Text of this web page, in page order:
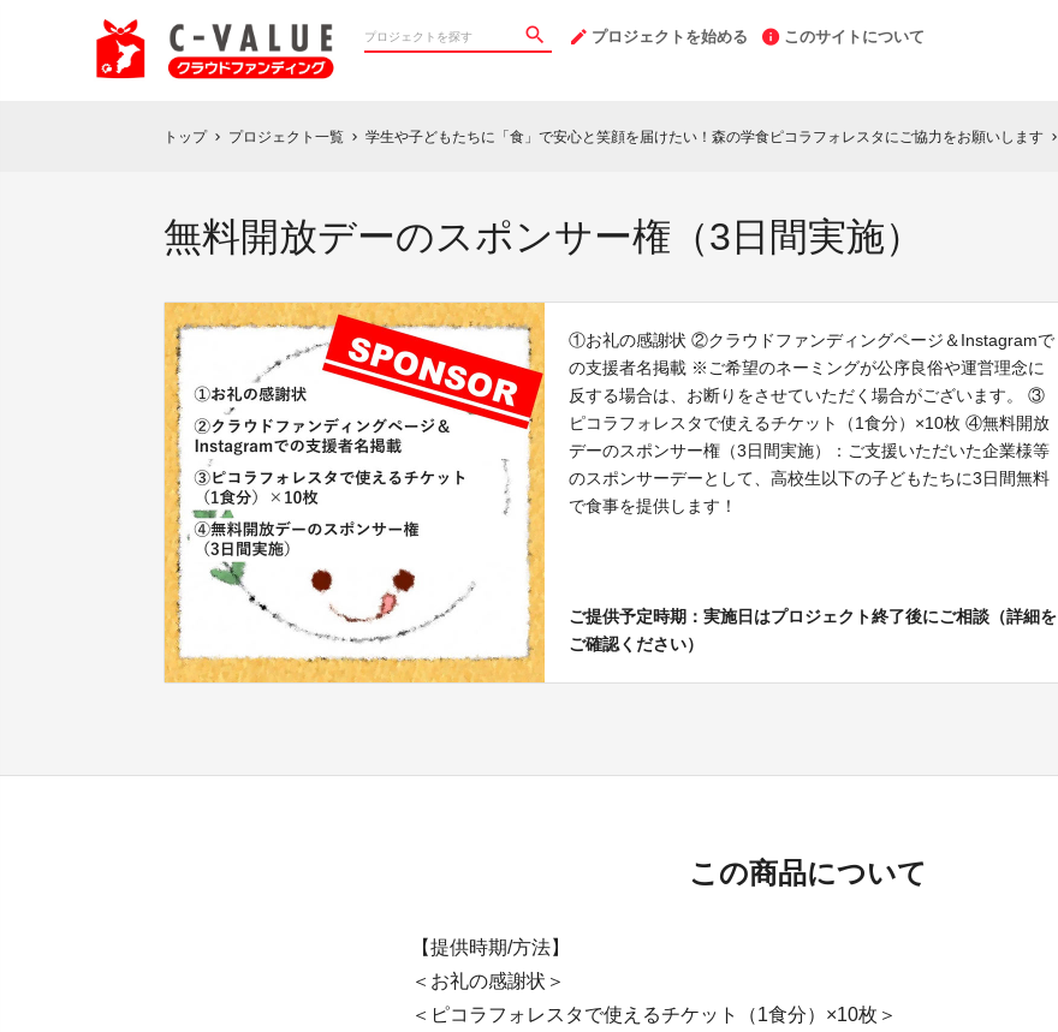
プロジェクトを始める このサイトについて
トップ chevron_right プロジェクト一覧 chevron_right 学生や子どもたちに「食」で安心と笑顔を届けたい！森の学食ピコラフォレスタにご協力をお願いします chevron_right
無料開放デーのスポンサー権（3日間実施）
①お礼の感謝状 ②クラウドファンディングページ＆Instagramで
の支援者名掲載 ※ご希望のネーミングが公序良俗や運営理念に
反する場合は、お断りをさせていただく場合がございます。 ③
ピコラフォレスタで使えるチケット（1食分）×10枚 ④無料開放
デーのスポンサー権（3日間実施）：ご支援いただいた企業様等
のスポンサーデーとして、高校生以下の子どもたちに3日間無料
で食事を提供します！
ご提供予定時期：実施日はプロジェクト終了後にご相談（詳細を
ご確認ください）
この商品について
【提供時期/方法】
＜お礼の感謝状＞
＜ピコラフォレスタで使えるチケット（1食分）×10枚＞